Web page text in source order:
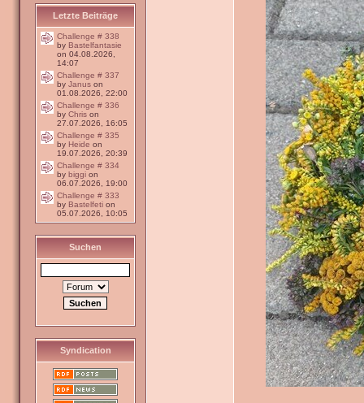
Letzte Beiträge
Challenge # 338
by Bastelfantasie
on 04.08.2026,
14:07
Challenge # 337
by Janus on
01.08.2026, 22:00
Challenge # 336
by Chris on
27.07.2026, 16:05
Challenge # 335
by Heide on
19.07.2026, 20:39
Challenge # 334
by biggi on
06.07.2026, 19:00
Challenge # 333
by Bastelfeti on
05.07.2026, 10:05
Suchen
Syndication